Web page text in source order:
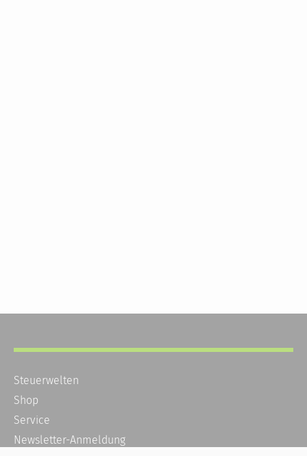
Steuerwelten
Shop
Service
Newsletter-Anmeldung